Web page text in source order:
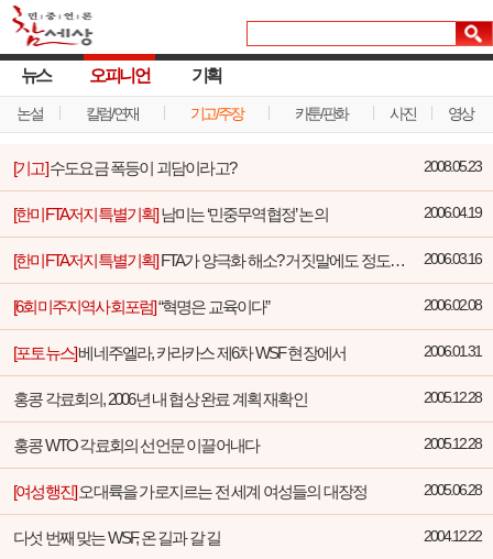
뉴스 오피니언
논설 칼럼/연재 기고/주장 카툰/판화 사진 영상
기획
[기고]수도요금 폭등이 괴담이라고? 2008.05.23
[한미FTA저지특별기획]남미는 ‘민중무역협정’ 논의 2006.04.19
[한미FTA저지특별기획]FTA가 양극화 해소? 거짓말에도 정도가 있는 법이다 2006.03.16
[6회미주지역사회포럼]“혁명은 교육이다” 2006.02.08
[포토뉴스]베네주엘라, 카라카스 제6차 WSF 현장에서 2006.01.31
홍콩 각료회의, 2006년 내 협상 완료 계획 재확인 2005.12.28
홍콩 WTO 각료회의 선언문 이끌어내다 2005.12.28
[여성행진]오대륙을 가로지르는 전 세계 여성들의 대장정 2005.06.28
다섯 번째 맞는 WSF, 온 길과 갈 길 2004.12.22